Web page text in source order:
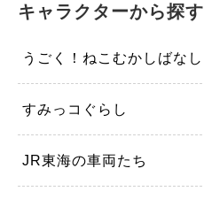
キャラクターから探す
うごく！ねこむかしばなし
すみっコぐらし
JR東海の車両たち